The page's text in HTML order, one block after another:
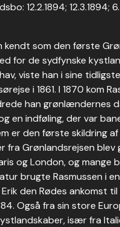
12.2.1894; 12.3.1894;
kendt som den første
for de sydfynske
viste han i sine
i 1861. I 1870 kom
han grønlændernes
en indføling, der var
er den første skildring
Grønlandsrejsen blev
og London, og mange
brugte Rasmussen i
den Rødes ankomst
Også fra sin store
især fra